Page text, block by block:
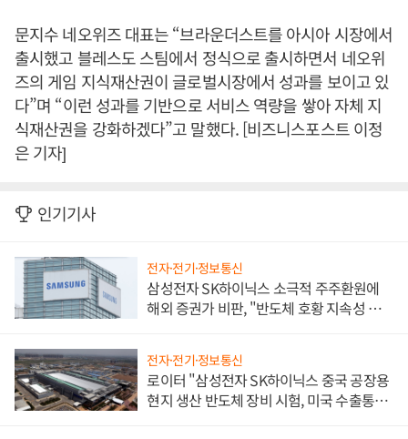
문지수 네오위즈 대표는 “브라운더스트를 아시아 시장에서
출시했고 블레스도 스팀에서 정식으로 출시하면서 네오위
즈의 게임 지식재산권이 글로벌시장에서 성과를 보이고 있
다”며 “이런 성과를 기반으로 서비스 역량을 쌓아 자체 지
식재산권을 강화하겠다”고 말했다. [비즈니스포스트 이정
은 기자]
인기기사
전자·전기·정보통신
삼성전자 SK하이닉스 소극적 주주환원에
해외 증권가 비판, "반도체 호황 지속성 의
전자·전기·정보통신
로이터 "삼성전자 SK하이닉스 중국 공장용
현지 생산 반도체 장비 시험, 미국 수출통제